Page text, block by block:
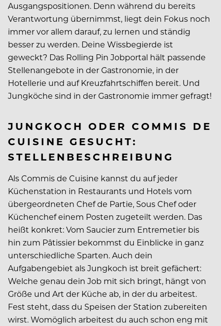
Ausgangspositionen. Denn während du bereits
Verantwortung übernimmst, liegt dein Fokus noch
immer vor allem darauf, zu lernen und ständig
besser zu werden. Deine Wissbegierde ist
geweckt? Das Rolling Pin Jobportal hält passende
Stellenangebote in der Gastronomie, in der
Hotellerie und auf Kreuzfahrtschiffen bereit. Und
Jungköche sind in der Gastronomie immer gefragt!
JUNGKOCH ODER COMMIS DE
CUISINE GESUCHT:
STELLENBESCHREIBUNG
Als Commis de Cuisine kannst du auf jeder
Küchenstation in Restaurants und Hotels vom
übergeordneten Chef de Partie, Sous Chef oder
Küchenchef einem Posten zugeteilt werden. Das
heißt konkret: Vom Saucier zum Entremetier bis
hin zum Pâtissier bekommst du Einblicke in ganz
unterschiedliche Sparten. Auch dein
Aufgabengebiet als Jungkoch ist breit gefächert:
Welche genau dein Job mit sich bringt, hängt von
Größe und Art der Küche ab, in der du arbeitest.
Fest steht, dass du Speisen der Station zubereiten
wirst. Womöglich arbeitest du auch schon eng mit